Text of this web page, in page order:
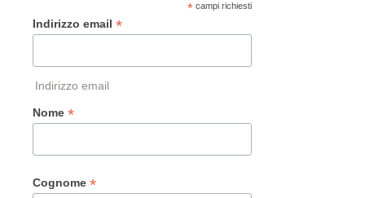
*campi richiesti
Indirizzo email *
Indirizzo email
Nome *
Cognome *